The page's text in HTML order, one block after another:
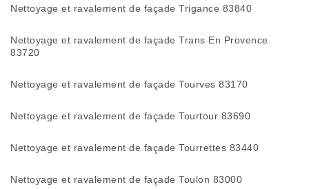
Nettoyage et ravalement de façade Trigance 83840
Nettoyage et ravalement de façade Trans En Provence
83720
Nettoyage et ravalement de façade Tourves 83170
Nettoyage et ravalement de façade Tourtour 83690
Nettoyage et ravalement de façade Tourrettes 83440
Nettoyage et ravalement de façade Toulon 83000